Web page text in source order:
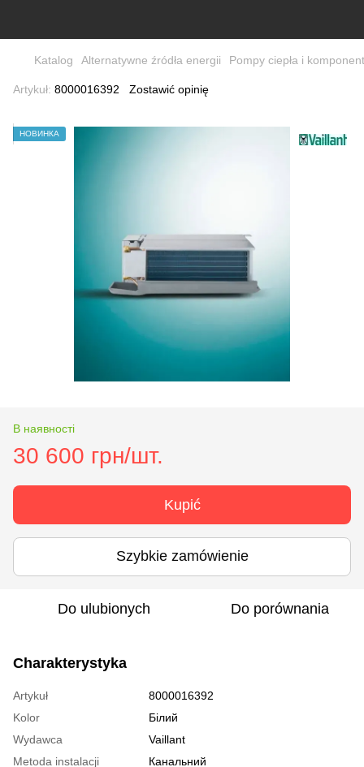
Katalog Alternatywne źródła energii Pompy ciepła i
Artykuł: 8000016392 Zostawić opinię
НОВИНКА
В наявності
30 600 грн/шт.
Kupić
Szybkie zamówienie
Do ulubionych Do porównania
Charakterystyka
Artykuł
8000016392
Kolor
Білий
Wydawca
Vaillant
Metoda instalacji
Канальний